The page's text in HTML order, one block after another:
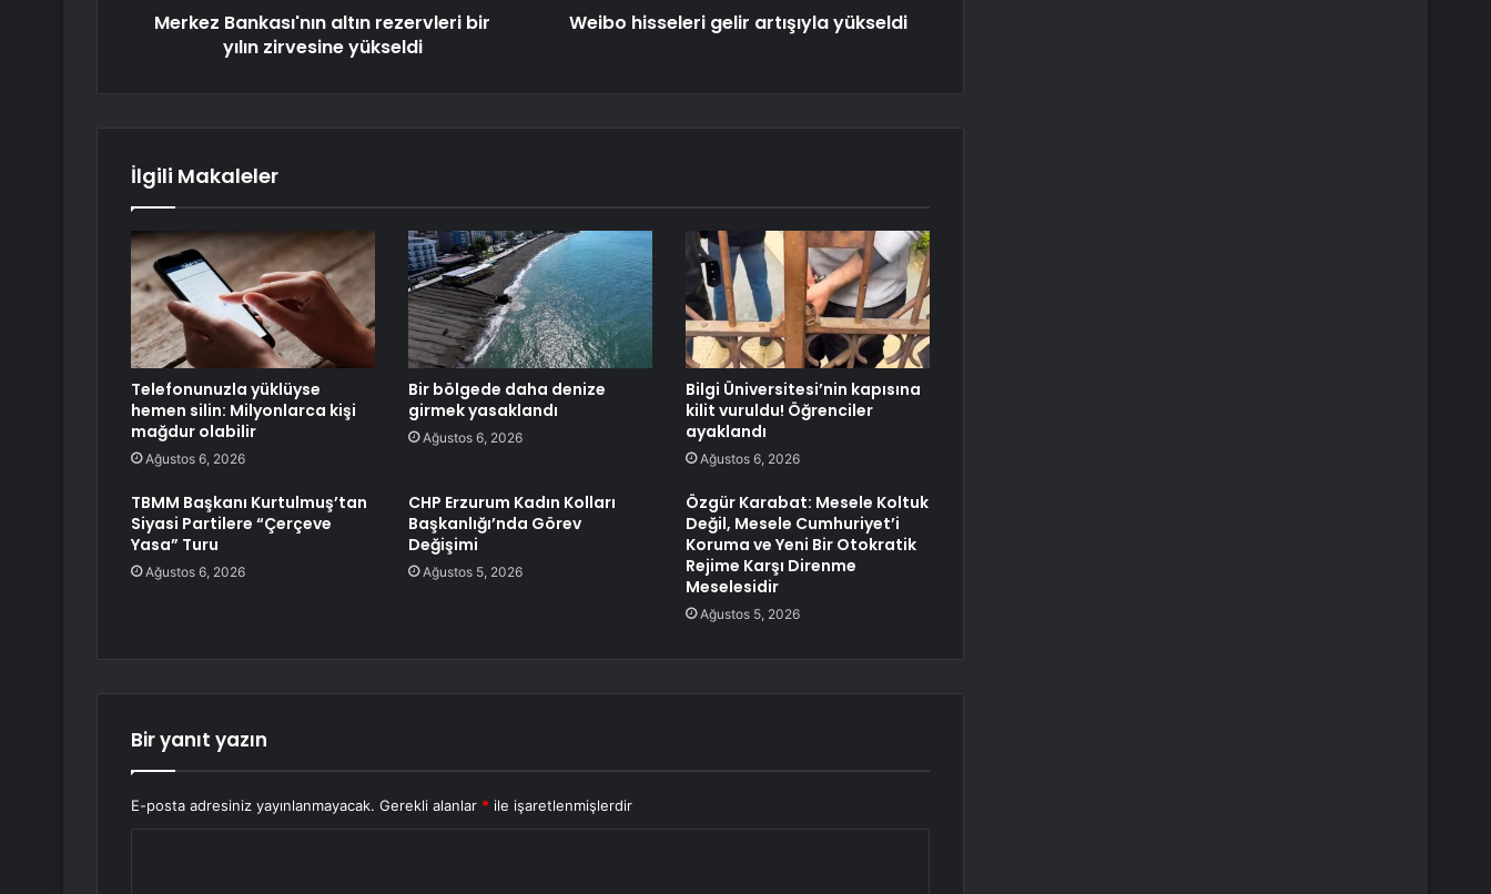
Merkez Bankası'nın altın rezervleri bir
yılın zirvesine yükseldi
Weibo hisseleri gelir artışıyla yükseldi
İlgili Makaleler
Telefonunuzla yüklüyse
hemen silin: Milyonlarca kişi
mağdur olabilir
Ağustos 6, 2026
Bir bölgede daha denize
girmek yasaklandı
Ağustos 6, 2026
Bilgi Üniversitesi’nin kapısına
kilit vuruldu! Öğrenciler
ayaklandı
Ağustos 6, 2026
TBMM Başkanı Kurtulmuş’tan
Siyasi Partilere “Çerçeve
Yasa” Turu
Ağustos 6, 2026
CHP Erzurum Kadın Kolları
Başkanlığı’nda Görev
Değişimi
Ağustos 5, 2026
Özgür Karabat: Mesele Koltuk
Değil, Mesele Cumhuriyet’i
Koruma ve Yeni Bir Otokratik
Rejime Karşı Direnme
Meselesidir
Ağustos 5, 2026
Bir yanıt yazın
E-posta adresiniz yayınlanmayacak. Gerekli alanlar * ile işaretlenmişlerdir